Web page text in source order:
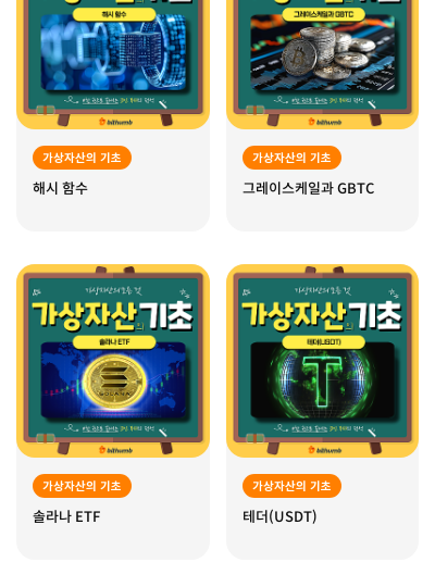
가상자산의 기초
해시 함수
가상자산의 기초
그레이스케일과 GBTC
가상자산의 기초
솔라나 ETF
가상자산의 기초
테더(USDT)